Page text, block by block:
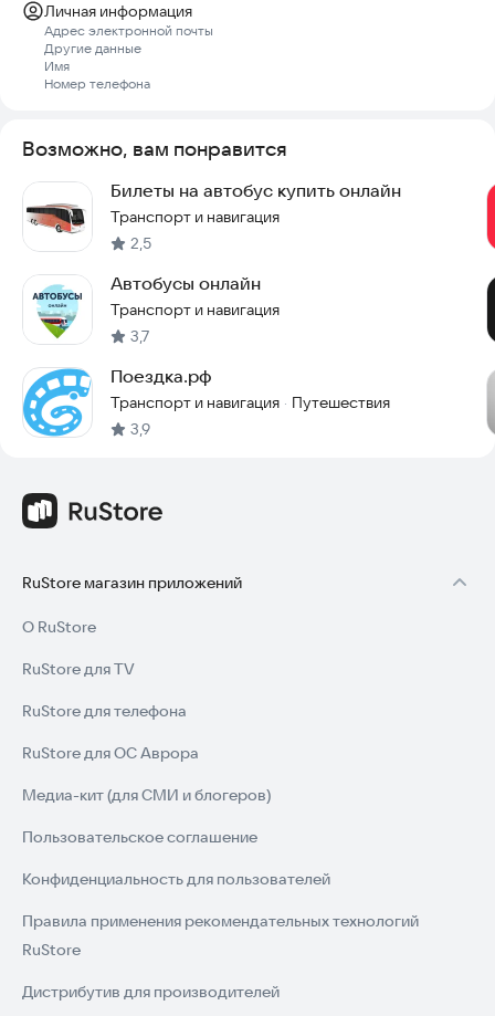
Личная информация
Адрес электронной почты
Другие данные
Имя
Номер телефона
Возможно, вам понравится
Билеты на автобус купить онлайн
Транспорт и навигация
2,5
Автобусы онлайн
Транспорт и навигация
3,7
Поездка.рф
Транспорт и навигация · Путешествия
3,9
RuStore магазин приложений
О RuStore
RuStore для TV
RuStore для телефона
RuStore для ОС Аврора
Медиа-кит (для СМИ и блогеров)
Пользовательское соглашение
Конфиденциальность для пользователей
Правила применения рекомендательных технологий
RuStore
Дистрибутив для производителей